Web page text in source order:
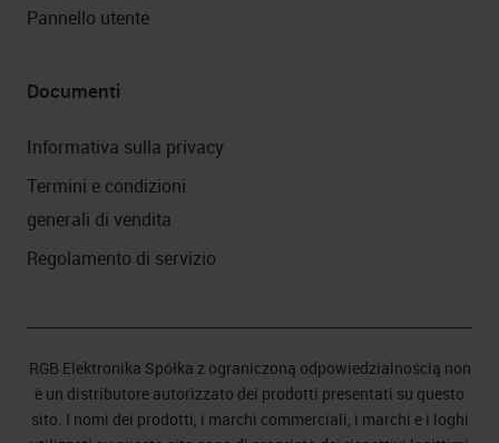
Pannello utente
Documenti
Informativa sulla privacy
Termini e condizioni
generali di vendita
Regolamento di servizio
RGB Elektronika Spółka z ograniczoną odpowiedzialnością non
è un distributore autorizzato dei prodotti presentati su questo
sito. I nomi dei prodotti, i marchi commerciali, i marchi e i loghi